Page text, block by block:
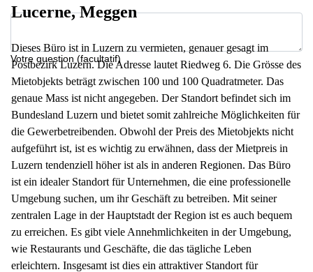
Route
7 Nyon
Z. A.
La
Pièce
Rolle
Bahnhofstrasse
10 Zürich
Votre question (facultatif)
Lucerne, Meggen
Dieses Büro ist in Luzern zu vermieten, genauer gesagt im
Postbezirk Luzern. Die Adresse lautet Riedweg 6. Die Grösse des
Mietobjekts beträgt zwischen 100 und 100 Quadratmeter. Das
genaue Mass ist nicht angegeben. Der Standort befindet sich im
Bundesland Luzern und bietet somit zahlreiche Möglichkeiten für
die Gewerbetreibenden. Obwohl der Preis des Mietobjekts nicht
aufgeführt ist, ist es wichtig zu erwähnen, dass der Mietpreis in
Luzern tendenziell höher ist als in anderen Regionen. Das Büro
ist ein idealer Standort für Unternehmen, die eine professionelle
Umgebung suchen, um ihr Geschäft zu betreiben. Mit seiner
zentralen Lage in der Hauptstadt der Region ist es auch bequem
zu erreichen. Es gibt viele Annehmlichkeiten in der Umgebung,
wie Restaurants und Geschäfte, die das tägliche Leben
erleichtern. Insgesamt ist dies ein attraktiver Standort für